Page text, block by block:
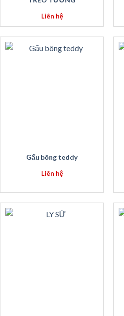
Liên hệ
Gấu bông teddy
Liên hệ